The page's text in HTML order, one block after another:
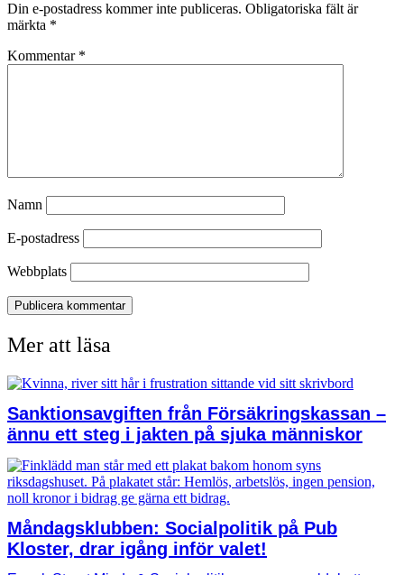
Din e-postadress kommer inte publiceras. Obligatoriska fält är
märkta *
Kommentar *
Namn
E-postadress
Webbplats
Mer att läsa
Sanktionsavgiften från Försäkringskassan –
ännu ett steg i jakten på sjuka människor
Måndagsklubben: Socialpolitik på Pub
Kloster, drar igång inför valet!